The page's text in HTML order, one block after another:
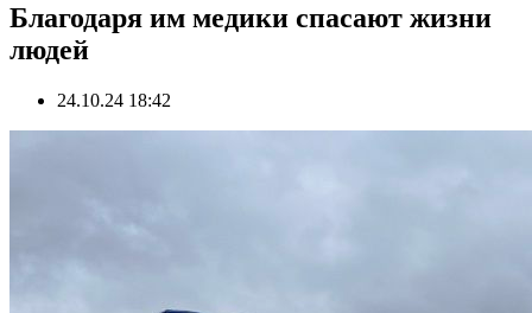
Благодаря им медики спасают жизни
людей
24.10.24 18:42